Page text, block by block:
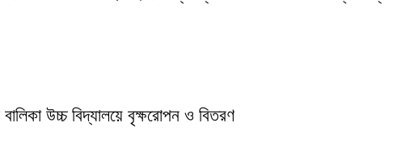
উচ্চ বিদ্যালয়ে বৃক্ষরোপন ও বিতরণ